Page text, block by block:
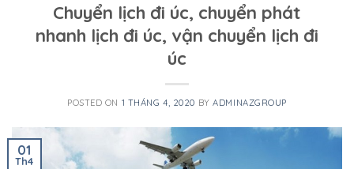
Chuyển lịch đi úc, chuyển phát
nhanh lịch đi úc, vận chuyển lịch đi
úc
POSTED ON 1 THÁNG 4, 2020 BYADMINAZGROUP
01
Th4